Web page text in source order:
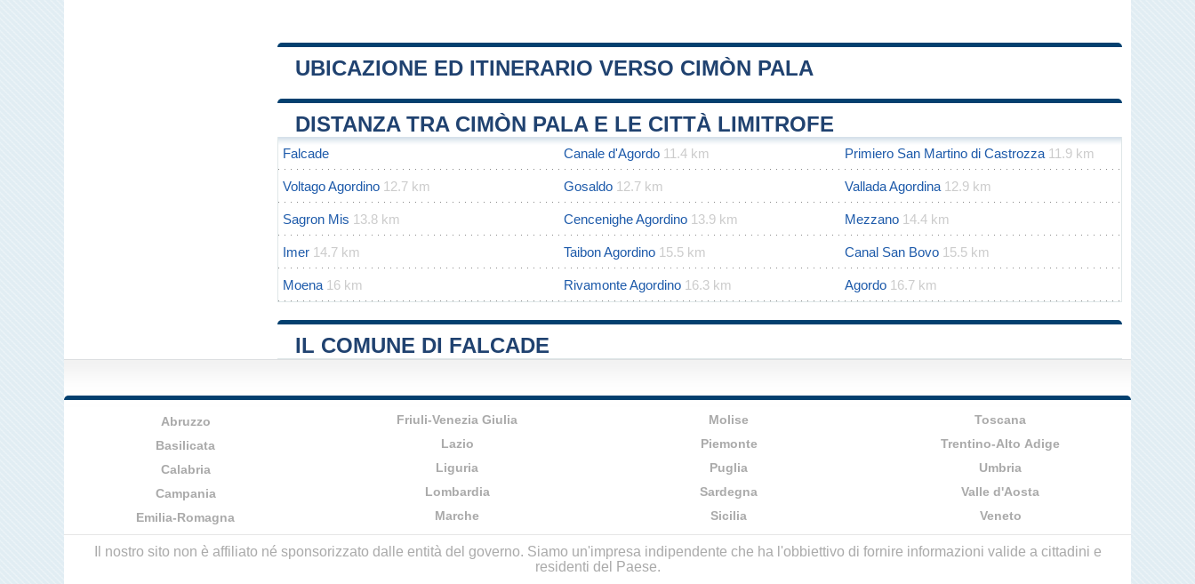
UBICAZIONE ED ITINERARIO VERSO CIMÒN PALA
+
−
DISTANZA TRA CIMÒN PALA E LE CITTÀ LIMITROFE
Falcade Canale d'Agordo 11.4 km Primiero San Martino di Castrozza 11.9 km
Voltago Agordino 12.7 km Gosaldo 12.7 km Vallada Agordina 12.9 km
Sagron Mis 13.8 km Cencenighe Agordino 13.9 km Mezzano 14.4 km
Imer 14.7 km Taibon Agordino 15.5 km Canal San Bovo 15.5 km
Moena 16 km Rivamonte Agordino 16.3 km Agordo 16.7 km
IL COMUNE DI FALCADE
Abruzzo
Basilicata
Calabria
Campania
Emilia-Romagna
Friuli-Venezia Giulia
Lazio
Liguria
Lombardia
Marche
Molise
Piemonte
Puglia
Sardegna
Sicilia
Toscana
Trentino-Alto Adige
Umbria
Valle d'Aosta
Veneto
Il nostro sito non è affiliato né sponsorizzato dalle entità del governo. Siamo un'impresa indipendente che ha l'obbiettivo di fornire informazioni valide a cittadini e
residenti del Paese.